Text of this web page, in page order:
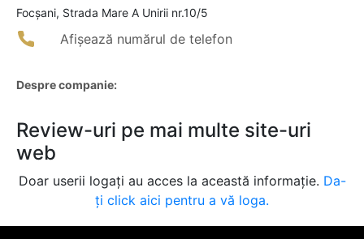
Focşani, Strada Mare A Unirii nr.10/5
Afișează numărul de telefon
Despre companie:
Review-uri pe mai multe site-uri
web
Doar userii logați au acces la această informație. Da-
ți click aici pentru a vă loga.